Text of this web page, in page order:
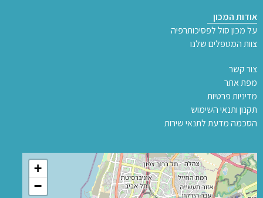
אודות המכון
על מכון סול לפסיכותרפיה
צוות המטפלים שלנו
צור קשר
מפת אתר
מדיניות פרטיות
תקנון ותנאי השימוש
הסכמה מדעת לתנאי שירות
+
−